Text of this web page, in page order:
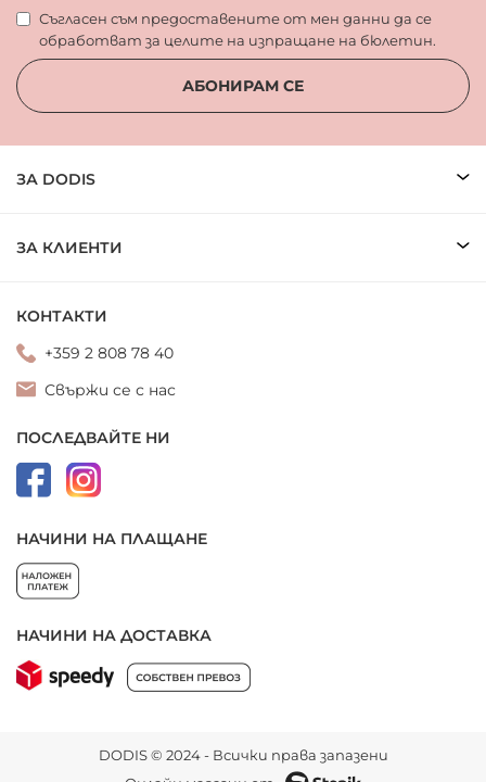
Съгласен съм предоставените от мен данни да се
обработват за целите на изпращане на бюлетин.
АБОНИРАМ СЕ
ЗА DODIS
ЗА КЛИЕНТИ
КОНТАКТИ
+359 2 808 78 40
Свържи се с нас
ПОСЛЕДВАЙТЕ НИ
НАЧИНИ НА ПЛАЩАНЕ
НАЧИНИ НА ДОСТАВКА
DODIS © 2024 - Всички права запазени